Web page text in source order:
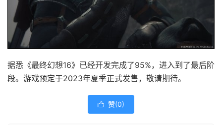
据悉《最终幻想16》已经开发完成了95%，进入到了最后阶
段。游戏预定于2023年夏季正式发售，敬请期待。
 赞(0)